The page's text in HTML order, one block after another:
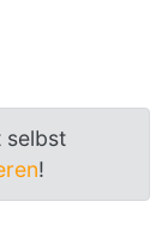
selbst
!